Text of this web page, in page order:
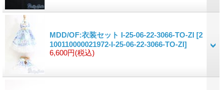
MDD/OF:衣装セット I-25-06-22-3066-TO-ZI [2
100110000021972-I-25-06-22-3066-TO-ZI]
6,600円(税込)